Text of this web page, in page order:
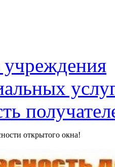
учреждения
открытого окна!